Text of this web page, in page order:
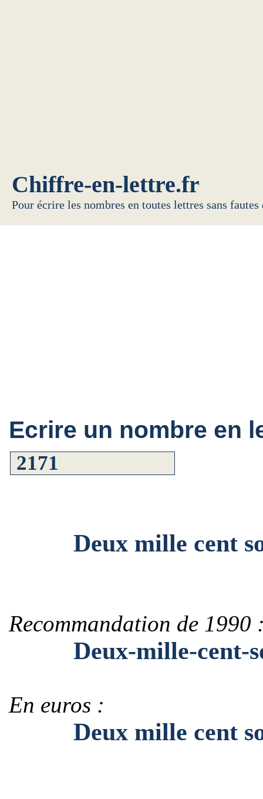
Chiffre-en-lettre.fr
Pour écrire les nombres en toutes lettres sans
Ecrire un nombre en
Deux mille cent
Recommandation de 1990
Deux-mille-cent-
En euros :
Deux mille cent